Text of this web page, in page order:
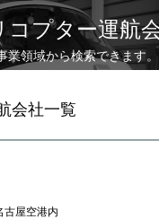
プター運航
領域から検索できます。
会社一覧
屋空港内